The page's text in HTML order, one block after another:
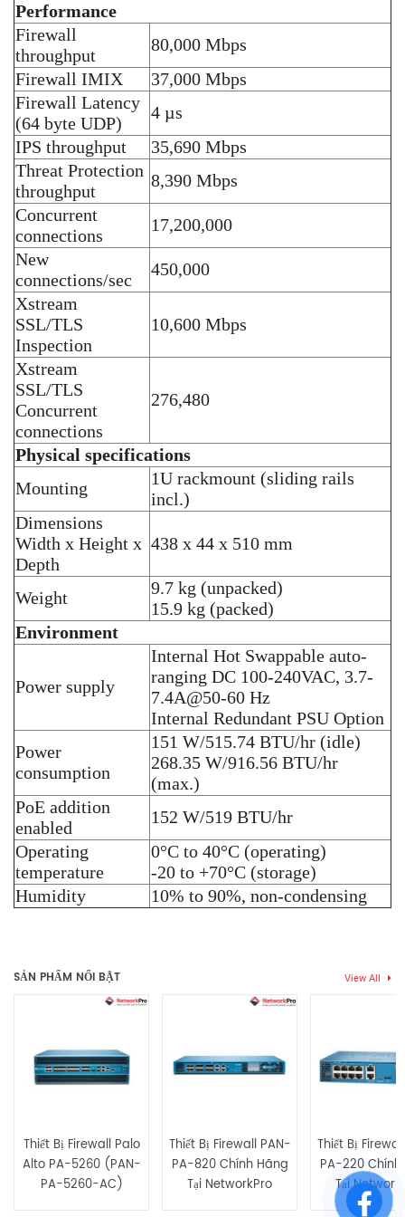
Performance
Firewall
throughput
80,000 Mbps
Firewall IMIX
37,000 Mbps
Firewall Latency
(64 byte UDP)
4 µs
IPS throughput
35,690 Mbps
Threat Protection
throughput
8,390 Mbps
Concurrent
connections
17,200,000
New
connections/sec
450,000
Xstream
SSL/TLS
Inspection
10,600 Mbps
Xstream
SSL/TLS
Concurrent
connections
276,480
Physical specifications
Mounting
1U rackmount (sliding rails
incl.)
Dimensions
Width x Height x
Depth
438 x 44 x 510 mm
Weight
9.7 kg (unpacked)
15.9 kg (packed)
Environment
Power supply
Internal Hot Swappable auto-
ranging DC 100-240VAC, 3.7-
7.4A@50-60 Hz
Internal Redundant PSU Option
Power
consumption
151 W/515.74 BTU/hr (idle)
268.35 W/916.56 BTU/hr
(max.)
PoE addition
enabled
152 W/519 BTU/hr
Operating
temperature
0°C to 40°C (operating)
-20 to +70°C (storage)
Humidity
10% to 90%, non-condensing
Hãy là người đầu tiên nhận xét “XGS-4500-HW Tường lửa
Sophos XGS 4500 Distributed Edge 1U Firewall”
SẢN PHẨM NỔI BẬT View All
Thiết Bị Firewall Palo
Alto PA-5260 (PAN-
PA-5260-AC)
Thiết Bị Firewall PAN-
PA-820 Chính Hãng
Tại NetworkPro
Thiết Bị
PA-220
Tại